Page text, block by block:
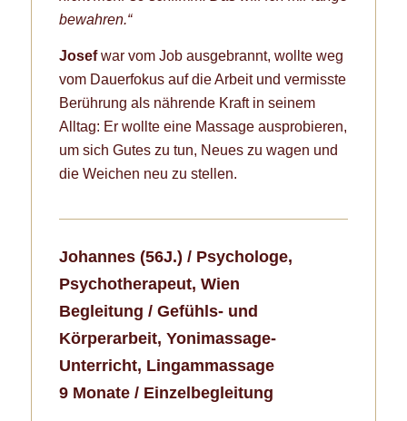
bewahren.“
Josefwar vom Job ausgebrannt, wollte weg
vom Dauerfokus auf die Arbeit und vermisste
Berührung als nährende Kraft in seinem
Alltag: Er wollte eine Massage ausprobieren,
um sich Gutes zu tun, Neues zu wagen und
die Weichen neu zu stellen.
Johannes (56J.) / Psychologe,
Psychotherapeut, Wien
Begleitung / Gefühls- und
Körperarbeit, Yonimassage-
Unterricht, Lingammassage
9 Monate / Einzelbegleitung